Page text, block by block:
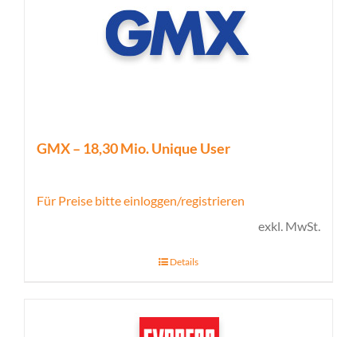
GMX – 18,30 Mio. Unique User
Für Preise bitte einloggen/registrieren
exkl. MwSt.
Details